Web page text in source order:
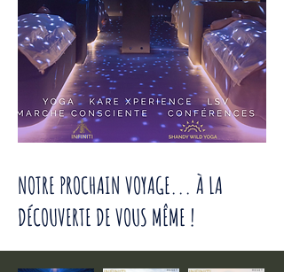
NOTRE PROCHAIN VOYAGE... À LA
DÉCOUVERTE DE VOUS MÊME !